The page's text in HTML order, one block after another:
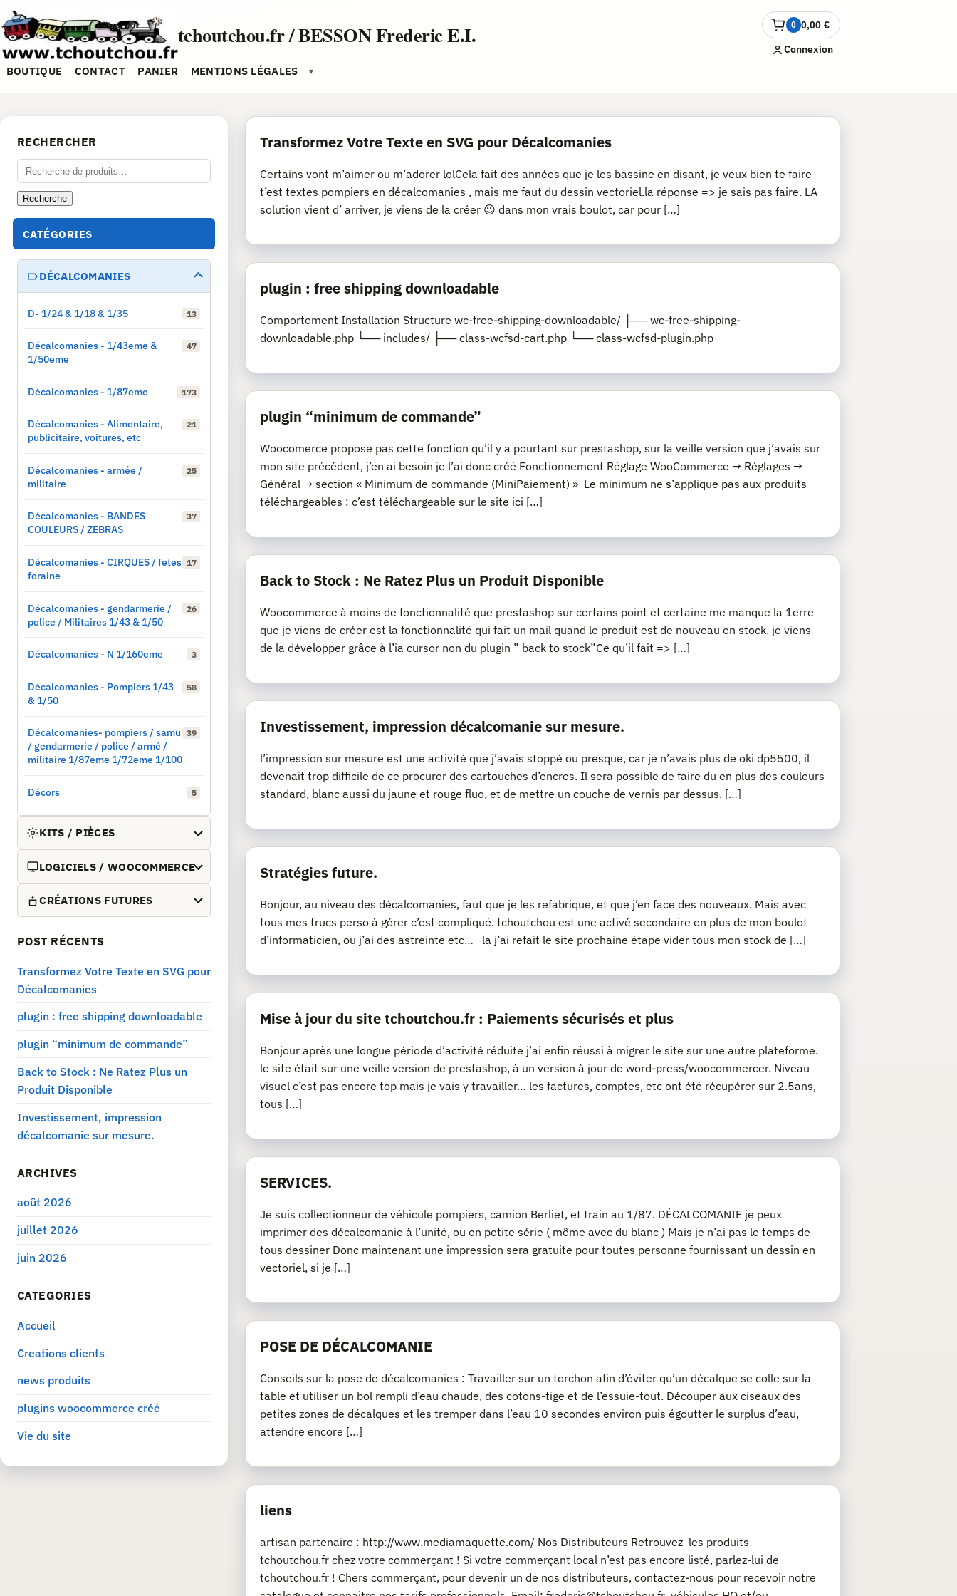
Aller
au
contenu
tchoutchou.fr / BESSON Frederic E.I.
BOUTIQUE CONTACT PANIER MENTIONS LÉGALES ▾
0 0,00€
Ouvrir
le
panierConnexion
Transformez Votre Texte en SVG pour Décalcomanies
Certains vont m’aimer ou m’adorer lolCela fait des années que je les bassine en disant, je veux bien te faire
t’est textes pompiers en décalcomanies , mais me faut du dessin vectoriel.la réponse => je sais pas faire. LA
solution vient d’ arriver, je viens de la créer 😉 dans mon vrais boulot, car pour […]
plugin : free shipping downloadable
Comportement Installation Structure wc-free-shipping-downloadable/ ├── wc-free-shipping-
downloadable.php └── includes/ ├── class-wcfsd-cart.php └── class-wcfsd-plugin.php
plugin “minimum de commande”
Woocomerce propose pas cette fonction qu’il y a pourtant sur prestashop, sur la veille version que j’avais sur
mon site précédent, j’en ai besoin je l’ai donc créé Fonctionnement Réglage WooCommerce → Réglages →
Général → section « Minimum de commande (MiniPaiement) » Le minimum ne s’applique pas aux produits
téléchargeables : c’est téléchargeable sur le site ici […]
Back to Stock : Ne Ratez Plus un Produit Disponible
Woocommerce à moins de fonctionnalité que prestashop sur certains point et certaine me manque la 1erre
que je viens de créer est la fonctionnalité qui fait un mail quand le produit est de nouveau en stock. je viens
de la développer grâce à l’ia cursor non du plugin ” back to stock”Ce qu’il fait => […]
Investissement, impression décalcomanie sur mesure.
l’impression sur mesure est une activité que j’avais stoppé ou presque, car je n’avais plus de oki dp5500, il
devenait trop difficile de ce procurer des cartouches d’encres. Il sera possible de faire du en plus des couleurs
standard, blanc aussi du jaune et rouge fluo, et de mettre un couche de vernis par dessus. […]
Stratégies future.
Bonjour, au niveau des décalcomanies, faut que je les refabrique, et que j’en face des nouveaux. Mais avec
tous mes trucs perso à gérer c’est compliqué. tchoutchou est une activé secondaire en plus de mon boulot
d’informaticien, ou j’ai des astreinte etc… la j’ai refait le site prochaine étape vider tous mon stock de […]
Mise à jour du site tchoutchou.fr : Paiements sécurisés et plus
Bonjour après une longue période d’activité réduite j’ai enfin réussi à migrer le site sur une autre plateforme.
le site était sur une veille version de prestashop, à un version à jour de word-press/woocommercer. Niveau
visuel c’est pas encore top mais je vais y travailler… les factures, comptes, etc ont été récupérer sur 2.5ans,
tous […]
SERVICES.
Je suis collectionneur de véhicule pompiers, camion Berliet, et train au 1/87. DÉCALCOMANIE je peux
imprimer des décalcomanie à l’unité, ou en petite série ( même avec du blanc ) Mais je n’ai pas le temps de
tous dessiner Donc maintenant une impression sera gratuite pour toutes personne fournissant un dessin en
vectoriel, si je […]
POSE DE DÉCALCOMANIE
Conseils sur la pose de décalcomanies : Travailler sur un torchon afin d’éviter qu’un décalque se colle sur la
table et utiliser un bol rempli d’eau chaude, des cotons-tige et de l’essuie-tout. Découper aux ciseaux des
petites zones de décalques et les tremper dans l’eau 10 secondes environ puis égoutter le surplus d’eau,
attendre encore […]
liens
artisan partenaire : http://www.mediamaquette.com/ Nos Distributeurs Retrouvez les produits
tchoutchou.fr chez votre commerçant ! Si votre commerçant local n’est pas encore listé, parlez-lui de
tchoutchou.fr ! Chers commerçant, pour devenir un de nos distributeurs, contactez-nous pour recevoir notre
RECHERCHER
Recherche
pour :
Recherche
CATÉGORIES
DÉCALCOMANIES
D- 1/24 & 1/18 & 1/35 13
Décalcomanies - 1/43eme &
1/50eme
47
Décalcomanies - 1/87eme 173
Décalcomanies - Alimentaire,
publicitaire, voitures, etc
21
Décalcomanies - armée /
militaire
25
Décalcomanies - BANDES
COULEURS / ZEBRAS
37
Décalcomanies - CIRQUES / fetes
foraine
17
Décalcomanies - gendarmerie /
police / Militaires 1/43 & 1/50
26
Décalcomanies - N 1/160eme 3
Décalcomanies - Pompiers 1/43
& 1/50
58
Décalcomanies- pompiers / samu
/ gendarmerie / police / armé /
militaire 1/87eme 1/72eme 1/100
39
Décors 5
KITS / PIÈCES
LOGICIELS / WOOCOMMERCE
CRÉATIONS FUTURES
POST RÉCENTS
Transformez Votre Texte en SVG pour
Décalcomanies
plugin : free shipping downloadable
plugin “minimum de commande”
Back to Stock : Ne Ratez Plus un
Produit Disponible
Investissement, impression
décalcomanie sur mesure.
ARCHIVES
août 2026
juillet 2026
juin 2026
CATEGORIES
Accueil
Creations clients
news produits
plugins woocommerce créé
Vie du site